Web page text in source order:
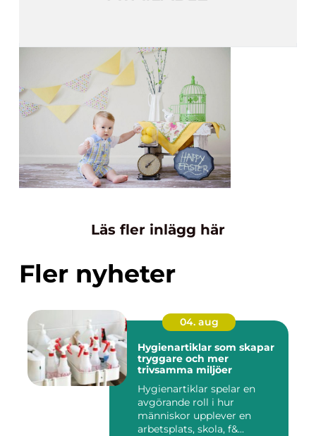
Läs fler inlägg här
Fler nyheter
04. aug
Hygienartiklar som skapar
tryggare och mer
trivsamma miljöer
Hygienartiklar spelar en
avgörande roll i hur
människor upplever en
arbetsplats, skola, f&...